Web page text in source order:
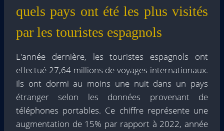
quels pays ont été les plus visités
par les touristes espagnols
L'année dernière, les touristes espagnols ont
effectué 27,64 millions de voyages internationaux.
Ils ont dormi au moins une nuit dans un pays
étranger selon les données provenant de
téléphones portables. Ce chiffre représente une
augmentation de 15% par rapport à 2022, année